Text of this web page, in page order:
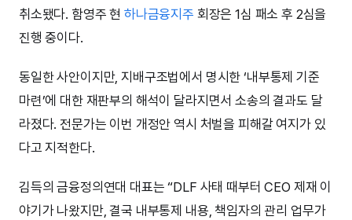
취소됐다. 함영주 현 하나금융지주 회장은 1심 패소 후 2심을
진행 중이다.
동일한 사안이지만, 지배구조법에서 명시한 ‘내부통제 기준
마련’에 대한 재판부의 해석이 달라지면서 소송의 결과도 달
라졌다. 전문가는 이번 개정안 역시 처벌을 피해갈 여지가 있
다고 지적한다.
김득의 금융정의연대 대표는 “DLF 사태 때부터 CEO 제재 이
야기가 나왔지만, 결국 내부통제 내용, 책임자의 관리 업무가